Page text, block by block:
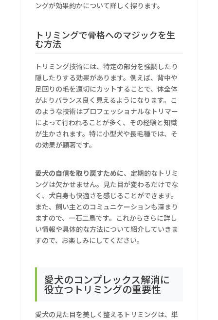
ングが効果的かについて詳しく探ります。
トリミングで骨格へのマジックを生
む方法
トリミング技術には、特定の部分を強調したり
隠したりする効果があります。例えば、背中や
足回りの毛を適切にカットすることで、体全体
がよりバランス良く見えるようになります。こ
のような技術はプロフェッショナルなトリマー
によって行われることが多く、その経験と知識
が生かされます。特に小型犬や長毛種では、そ
の効果が顕著です。
愛犬の自信を取り戻すために、定期的なトリミ
ングは欠かせません。見た目が変わるだけでな
く、犬自身も快適さを感じることができます。
また、飼い主とのコミュニケーションも深まり
ますので、一石二鳥です。これからさらに詳し
い情報や具体的な方法について紹介していきま
すので、お楽しみにしてください。
愛犬のコンプレックス解消に
役立つトリミングの重要性
愛犬の見た目を美しく整えるトリミングは、単